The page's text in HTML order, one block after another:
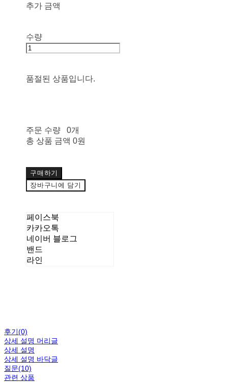
추가 금액
수량
품절된 상품입니다.
주문 수량
0개
총 상품 금액 0원
구매하기
장바구니에 담기
페이스북
카카오톡
네이버 블로그
밴드
라인
후기(0)
상세 설명 머리글
상세 설명
상세 설명 바닥글
질문(10)
관련 상품